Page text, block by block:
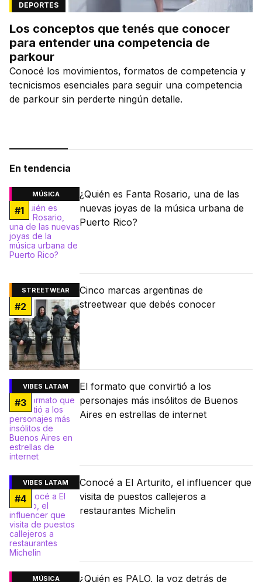
DEPORTES
Los conceptos que tenés que conocer
para entender una competencia de
parkour
Conocé los movimientos, formatos de competencia y
tecnicismos esenciales para seguir una competencia
de parkour sin perderte ningún detalle.
En tendencia
MÚSICA
#1
¿Quién es Fanta Rosario, una de las
nuevas joyas de la música urbana de
Puerto Rico?
STREETWEAR
#2
Cinco marcas argentinas de
streetwear que debés conocer
VIBES LATAM
#3
El formato que convirtió a los
personajes más insólitos de Buenos
Aires en estrellas de internet
VIBES LATAM
#4
Conocé a El Arturito, el influencer que
visita de puestos callejeros a
restaurantes Michelin
MÚSICA ¿Quién es PALO, la voz detrás de